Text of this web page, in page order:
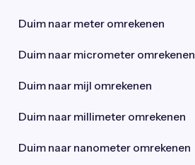
Duim naar meter omrekenen
Duim naar micrometer omrekenen
Duim naar mijl omrekenen
Duim naar millimeter omrekenen
Duim naar nanometer omrekenen